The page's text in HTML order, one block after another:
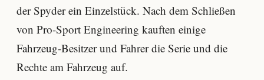
der Spyder ein Einzelstück. Nach dem Schließen
von Pro-Sport Engineering kauften einige
Fahrzeug-Besitzer und Fahrer die Serie und die
Rechte am Fahrzeug auf.